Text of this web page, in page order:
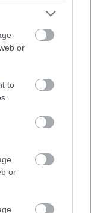
or
to
or
& Net tarifával
a vételárat,
éven keresztül
egyenlegükön. A
30 napon belül
lehetőség.
eszközök:
eszközök: